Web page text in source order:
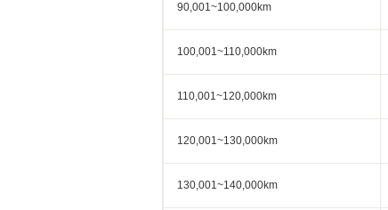
90,001~100,000km
100,001~110,000km
110,001~120,000km
120,001~130,000km
130,001~140,000km